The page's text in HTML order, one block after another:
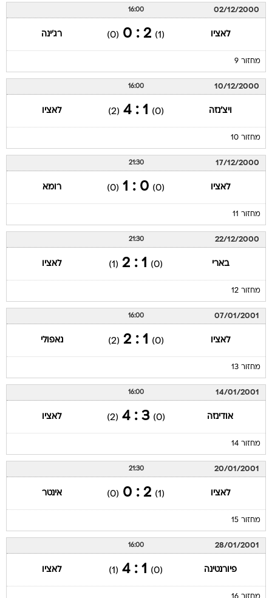
02/12/2000
16:00
לאציו (1)
2 : 0
(0) רג'ינה
מחזור 9
10/12/2000
16:00
ויצ'נזה (0)
1 : 4
(2) לאציו
מחזור 10
17/12/2000
21:30
לאציו (0)
0 : 1
(0) רומא
מחזור 11
22/12/2000
21:30
בארי (0)
1 : 2
(1) לאציו
מחזור 12
07/01/2001
16:00
לאציו (0)
1 : 2
(2) נאפולי
מחזור 13
14/01/2001
16:00
אודינזה (0)
3 : 4
(2) לאציו
מחזור 14
20/01/2001
21:30
לאציו (1)
2 : 0
(0) אינטר
מחזור 15
28/01/2001
16:00
פיורנטינה (0)
1 : 4
(1) לאציו